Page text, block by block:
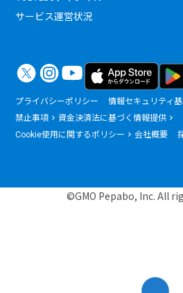
サービス運営状況
プライバシーポリシー 情報セキュリティ
禁止事項
資金決済法に基づく情報提供
Cookie使用に関するポリシー
会社概要
©GMO Pepabo, Inc. All